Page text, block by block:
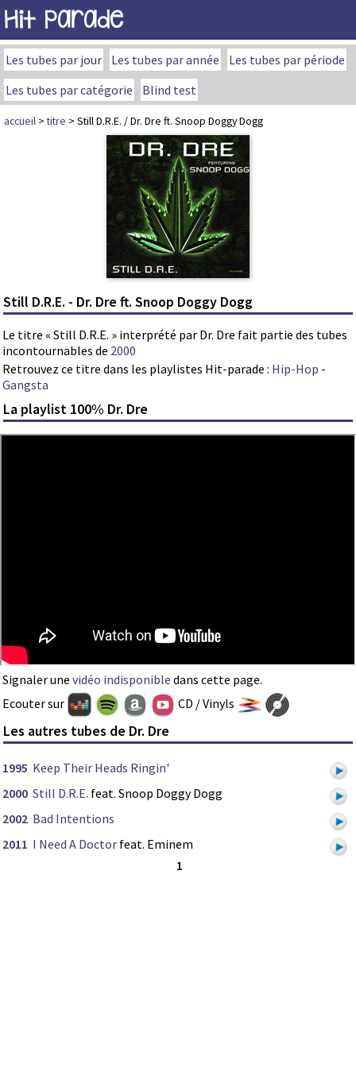
Hit Parade
Les tubes par jour Les tubes par année
Les tubes par période
Les tubes par catégorie
Blind test
accueil >titre > Still D.R.E. / Dr. Dre ft. Snoop Doggy Dogg
Still D.R.E. - Dr. Dre ft. Snoop Doggy Dogg
Le titre « Still D.R.E. » interprété par Dr. Dre fait partie des tubes
incontournables de 2000
Retrouvez ce titre dans les playlistes Hit-parade : Hip-Hop -
Gangsta
La playlist 100% Dr. Dre
Signaler une vidéo indisponible dans cette page.
Ecouter sur
CD / Vinyls
Les autres tubes de Dr. Dre
1995 Keep Their Heads Ringin'
2000 Still D.R.E. feat. Snoop Doggy Dogg
2002 Bad Intentions
2011 I Need A Doctor feat. Eminem
1